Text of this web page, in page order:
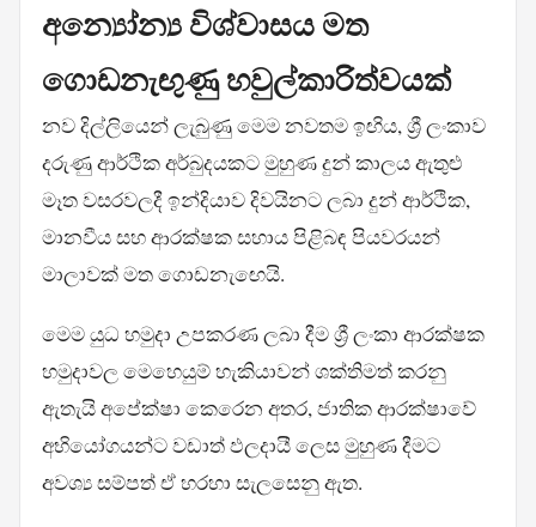
අන්‍යෝන්‍ය විශ්වාසය මත
ගොඩනැඟුණු හවුල්කාරිත්වයක්
නව දිල්ලියෙන් ලැබුණු මෙම නවතම ඉඟිය, ශ්‍රී ලංකාව
දරුණු ආර්ථික අර්බුදයකට මුහුණ දුන් කාලය ඇතුළු
මෑත වසරවලදී ඉන්දියාව දිවයිනට ලබා දුන් ආර්ථික,
මානවීය සහ ආරක්ෂක සහාය පිළිබඳ පියවරයන්
මාලාවක් මත ගොඩනැඟෙයි.
මෙම යුධ හමුදා උපකරණ ලබා දීම ශ්‍රී ලංකා ආරක්ෂක
හමුදාවල මෙහෙයුම් හැකියාවන් ශක්තිමත් කරනු
ඇතැයි අපේක්ෂා කෙරෙන අතර, ජාතික ආරක්ෂාවේ
අභියෝගයන්ට වඩාත් ඵලදායී ලෙස මුහුණ දීමට
අවශ්‍ය සම්පත් ඒ හරහා සැලසෙනු ඇත.